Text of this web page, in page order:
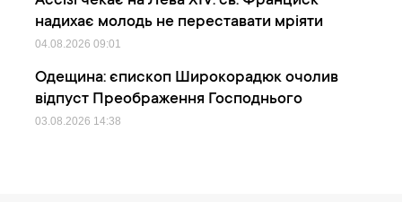
надихає молодь не переставати мріяти
04.08.202609:01
Одещина: єпископ Широкорадюк очолив
відпуст Преображення Господнього
03.08.2026 14:38